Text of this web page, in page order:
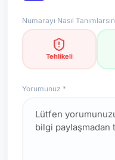
*Not: Değerlendirmeler
güncellenir.
Numarayı Nasıl
Tehlikeli
Yorumunuz *